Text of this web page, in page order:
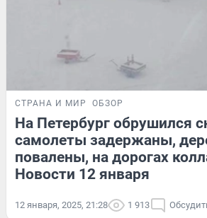
СТРАНА И МИР ОБЗОР
На Петербург обрушился
самолеты задержаны,
повалены, на дорогах
Новости 12 января
12 января, 2025, 21:28 1 913